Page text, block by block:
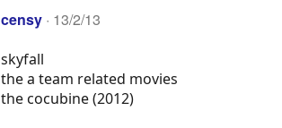
censy 13/2/13
skyfall
the a team related movies
the cocubine (2012)